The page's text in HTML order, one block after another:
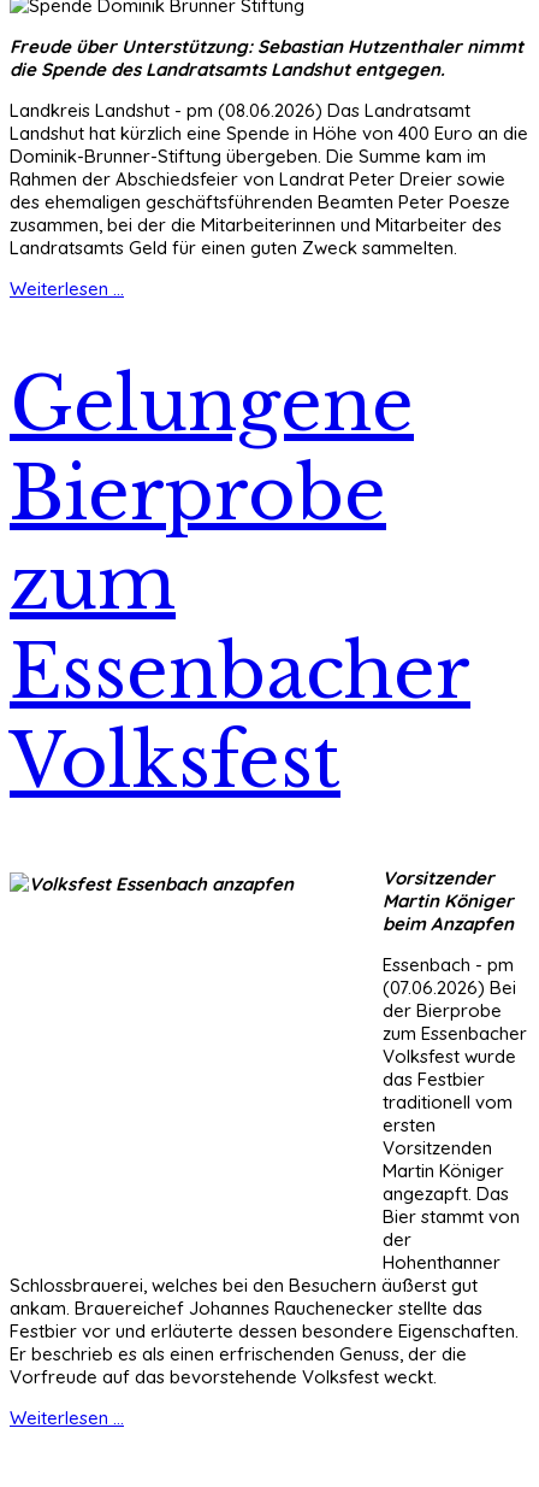
Freude über Unterstützung: Sebastian Hutzenthaler nimmt
die Spende des Landratsamts Landshut entgegen.
Landkreis Landshut - pm (08.06.2026) Das Landratsamt
Landshut hat kürzlich eine Spende in Höhe von 400 Euro an die
Dominik-Brunner-Stiftung übergeben. Die Summe kam im
Rahmen der Abschiedsfeier von Landrat Peter Dreier sowie
des ehemaligen geschäftsführenden Beamten Peter Poesze
zusammen, bei der die Mitarbeiterinnen und Mitarbeiter des
Landratsamts Geld für einen guten Zweck sammelten.
Weiterlesen ...
Gelungene
Bierprobe
zum
Essenbacher
Volksfest
Vorsitzender
Martin Königer
beim Anzapfen
Essenbach - pm
(07.06.2026) Bei
der Bierprobe
zum Essenbacher
Volksfest wurde
das Festbier
traditionell vom
ersten
Vorsitzenden
Martin Königer
angezapft. Das
Bier stammt von
der
Hohenthanner
Schlossbrauerei, welches bei den Besuchern äußerst gut
ankam. Brauereichef Johannes Rauchenecker stellte das
Festbier vor und erläuterte dessen besondere Eigenschaften.
Er beschrieb es als einen erfrischenden Genuss, der die
Vorfreude auf das bevorstehende Volksfest weckt.
Weiterlesen ...